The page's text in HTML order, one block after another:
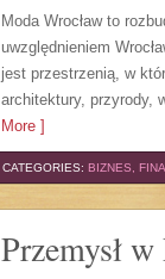
Moda Wrocław to
uwzględnieniem
jest przestrzenią, w
architektury, przyrody,
More ]
CATEGORIES: BIZNES,
Przemysł